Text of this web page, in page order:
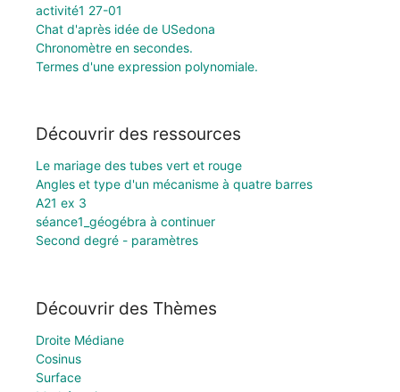
activité1 27-01
Chat d'après idée de USedona
Chronomètre en secondes.
Termes d'une expression polynomiale.
Découvrir des ressources
Le mariage des tubes vert et rouge
Angles et type d'un mécanisme à quatre barres
A21 ex 3
séance1_géogébra à continuer
Second degré - paramètres
Découvrir des Thèmes
Droite Médiane
Cosinus
Surface